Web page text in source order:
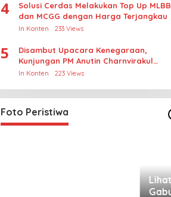
4
Solusi Cerdas Melakukan Top Up MLBB
dan MCGG dengan Harga Terjangkau
In Konten 233 Views
5
Disambut Upacara Kenegaraan,
Kunjungan PM Anutin Charnvirakul
Perkuat Hubungan Indonesia-Thailand
In Konten 223 Views
Foto Peristiwa
Gabungan dan Penembakan
Senjata Khusus TNI
In Foto Peristiwa |